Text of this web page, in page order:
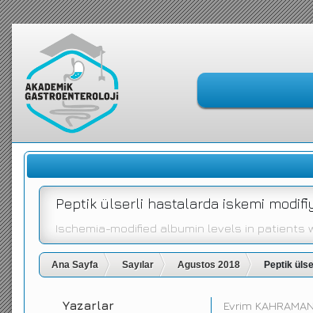
Peptik ülserli hastalarda iskemi
Ischemia-modified albumin levels in patients
Ana Sayfa Sayılar Agustos 2018 Peptik
Yazarlar Evrim